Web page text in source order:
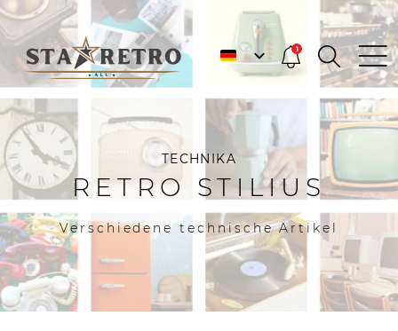
1
TECHNIKA
RETRO STILIUS
Verschiedene technische Artikel